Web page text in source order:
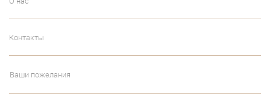
Контакты
Ваши пожелания